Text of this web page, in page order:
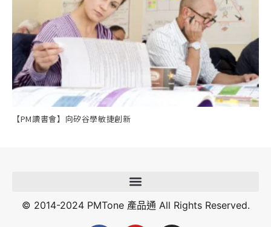
【PM讀書會】向矽谷學敏捷創新
© 2014-2024 PMTone 產品通 All Rights Reserved.